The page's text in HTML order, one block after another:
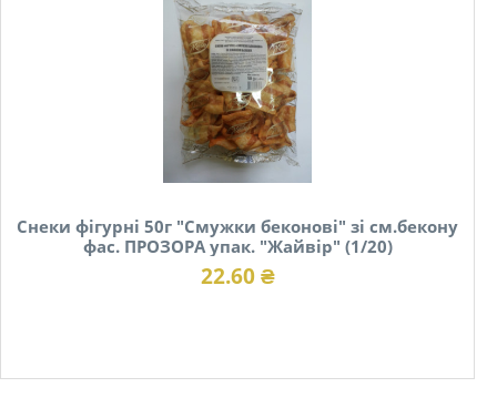
Снеки фігурні 50г "Смужки беконові" зі см.бекону
фас. ПРОЗОРА упак. "Жайвір" (1/20)
22.60 ₴